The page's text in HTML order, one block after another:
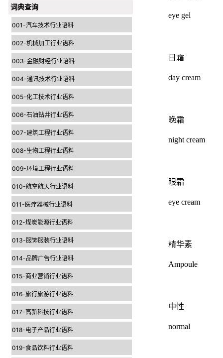
词典查询
001-汽车技术行业语料
002-机械加工行业语料
003-金融财经行业语料
004-通讯技术行业语料
005-化工技术行业语料
006-石油钻井行业语料
007-建筑工程行业语料
008-生物工程行业语料
009-环境工程行业语料
010-航空航天行业语料
011-医疗器械行业语料
012-煤炭能源行业语料
013-服饰服装行业语料
014-品牌广告行业语料
015-商业营销行业语料
016-旅行旅游行业语料
017-高新科技行业语料
018-电子产品行业语料
019-食品饮料行业语料
eye gel
日霜
day cream
晚霜
night cream
眼霜
eye cream
精华素
Ampoule
中性
normal